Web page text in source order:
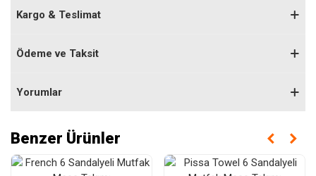
Kargo & Teslimat
Ödeme ve Taksit
Yorumlar
Benzer Ürünler